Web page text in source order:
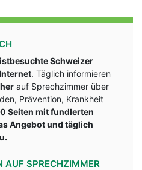
Schweizer
. Täglich informieren
auf Sprechzimmer über
Prävention, Krankheit
Seiten mit fundlerten
Angebot und täglich
AUF SPRECHZIMMER